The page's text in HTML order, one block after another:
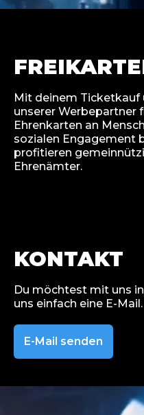
Mit deinem
unserer Werbepartner
Ehrenkarten an
sozialen Engagement
profitieren
Ehrenämter.
KONTAKT
Du möchtest mit uns
uns einfach eine E-Mail.
E-Mail senden